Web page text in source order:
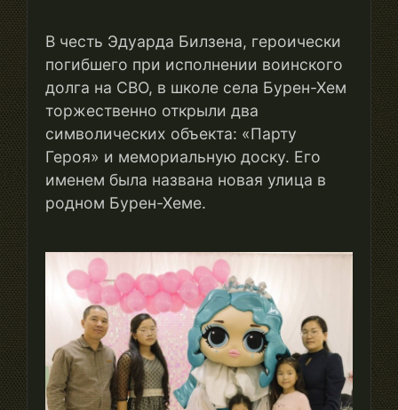
В честь Эдуарда Билзена, героически
погибшего при исполнении воинского
долга на СВО, в школе села Бурен-Хем
торжественно открыли два
символических объекта: «Парту
Героя» и мемориальную доску. Его
именем была названа новая улица в
родном Бурен-Хеме.